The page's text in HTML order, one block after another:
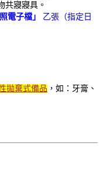
共寢寢具。
電子檔」 乙張（指定日
拋棄式備品 ，如：牙膏、